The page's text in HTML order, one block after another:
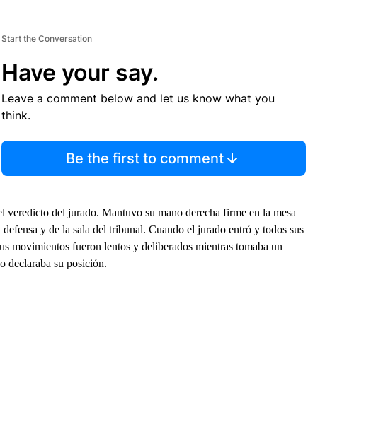
Start the Conversation
Have your say.
Leave a comment below and let us know what you
think.
Be the first to comment
veredicto del jurado. Mantuvo su mano derecha firme en la mesa
y de la sala del tribunal. Cuando el jurado entró y todos sus
movimientos fueron lentos y deliberados mientras tomaba un
declaraba su posición.